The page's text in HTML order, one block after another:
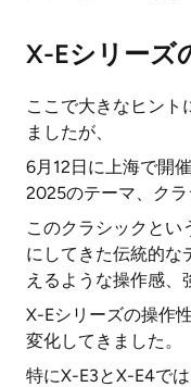
X-Eシリーズ
ここで大きなヒント
ましたが、
6月12日に上海で開
2025のテーマ、クラ
このクラシックとい
にしてきた伝統的な
えるような操作感、
X-Eシリーズの操作
変化してきました。
特にX-E3とX-E4で